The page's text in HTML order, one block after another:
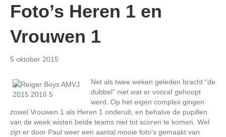
Foto’s Heren 1 en
Vrouwen 1
5 oktober 2015
Net als twee weken geleden bracht “de
dubbel” niet wat er vooraf gehoopt
werd. Op het eigen complex gingen
zowel Vrouwen 1 als Heren 1 onderuit, en behalve de pupillen
van de week wisten beide teams niet tot scoren te komen. Wel
zijn er door Paul weer een aantal mooie foto’s gemaakt van